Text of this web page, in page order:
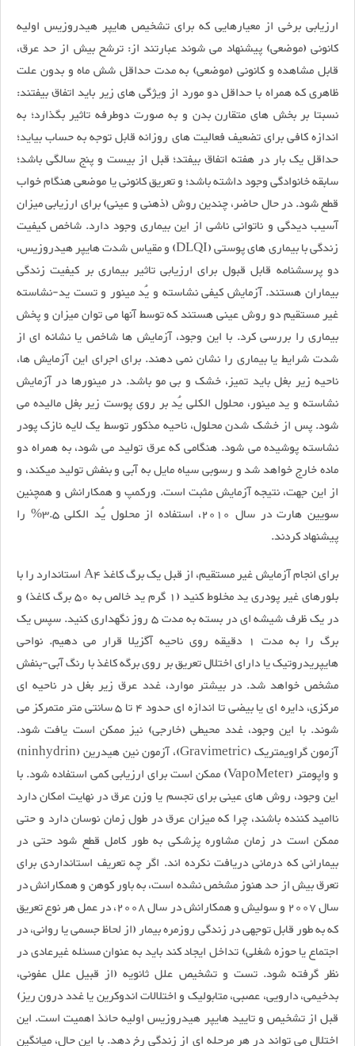
ارزیابی برخی از معیارهایی که برای تشخیص هایپر هیدروزیس اولیه
کانونی (موضعی) پیشنهاد می شوند عبارتند از: ترشح بیش از حد عرق،
قابل مشاهده و کانونی (موضعی) به مدت حداقل شش ماه و بدون علت
ظاهری که همراه با حداقل دو مورد از ویژگی های زیر باید اتفاق بیفتند:
نسبتا بر بخش های متقارن بدن و به صورت دوطرفه تاثیر بگذارد؛ به
اندازه کافی برای تضعیف فعالیت های روزانه قابل توجه به حساب بیاید؛
حداقل یک بار در هفته اتفاق بیفتد؛ قبل از بیست و پنج سالگی باشد؛
سابقه خانوادگی وجود داشته باشد؛ و تعریق کانونی یا موضعی هنگام خواب
قطع شود. در حال حاضر، چندین روش (ذهنی و عینی) برای ارزیابی میزان
آسیب دیدگی و ناتوانی ناشی از این بیماری وجود دارد. شاخص کیفیت
زندگی با بیماری های پوستی (DLQI) و مقیاس شدت هایپر هیدروزیس،
دو پرسشنامه قابل قبول برای ارزیابی تاثیر بیماری بر کیفیت زندگی
بیماران هستند. آزمایش کیفی نشاسته و یُد مینور و تست ید-نشاسته
غیر مستقیم دو روش عینی هستند که توسط آنها می توان میزان و پخش
بیماری را بررسی کرد. با این وجود، آزمایش ها شاخص یا نشانه ای از
شدت شرایط یا بیماری را نشان نمی دهند. برای اجرای این آزمایش ها،
ناحیه زیر بغل باید تمیز، خشک و بی مو باشد. در مینورها در آزمایش
نشاسته و ید مینور، محلول الکلی یُد بر روی پوست زیر بغل مالیده می
شود. پس از خشک شدن محلول، ناحیه مذکور توسط یک لایه نازک پودر
نشاسته پوشیده می شود. هنگامی که عرق تولید می شود، به همراه دو
ماده خارج خواهد شد و رسوبی سیاه مایل به آبی و بنفش تولید میکند، و
از این جهت، نتیجه آزمایش مثبت است. ورکمپ و همکارانش و همچنین
سویین هارت در سال 2010، استفاده از محلول یُد الکلی 3.5% را
پیشنهاد کردند.
برای انجام آزمایش غیر مستقیم، از قبل یک برگ کاغذ A4 استاندارد را با
بلورهای غیر پودری ید مخلوط کنید (1 گرم ید خالص به 50 برگ کاغذ) و
در یک ظرف شیشه ای در بسته به مدت 5 روز نگهداری کنید. سپس یک
برگ را به مدت 1 دقیقه روی ناحیه آگزیلا قرار می دهیم. نواحی
هایپریدروتیک یا دارای اختلال تعریق بر روی برگه کاغذ با رنگ آبی-بنفش
مشخص خواهد شد. در بیشتر موارد، غدد عرق زیر بغل در ناحیه ای
مرکزی، دایره ای یا بیضی تا اندازه ای حدود 4 تا 5 سانتی متر متمرکز می
شوند. با این وجود، غدد محیطی (خارجی) نیز ممکن است یافت شود.
آزمون گراویمتریک (Gravimetric)، آزمون نین هیدرین (ninhydrin)
و واپومتر (VapoMeter) ممکن است برای ارزیابی کمی استفاده شود. با
این وجود، روش های عینی برای تجسم یا وزن عرق در نهایت امکان دارد
ناامید کننده باشند، چرا که میزان عرق در طول زمان نوسان دارد و حتی
ممکن است در زمان مشاوره پزشکی به طور کامل قطع شود حتی در
بیمارانی که درمانی دریافت نکرده اند. اگر چه تعریف استانداردی برای
تعرق بیش از حد هنوز مشخص نشده است، به باور کوهن و همکارانش در
سال 2007 و سولیش و همکارانش در سال 2008، در عمل هر نوع تعریق
که به طور قابل توجهی در زندگی روزمره بیمار (از لحاظ جسمی یا روانی، در
اجتماع یا حوزه شغلی) تداخل ایجاد کند باید به عنوان مسئله غیرعادی در
نظر گرفته شود. تست و تشخیص علل ثانویه (از قبیل علل عفونی،
بدخیمی، دارویی، عصبی، متابولیک و اختلالات اندوکرین یا غدد درون ریز)
قبل از تشخیص و تایید هایپر هیدروزیس اولیه حائذ اهمیت است. این
اختلال می تواند در هر مرحله ای از زندگی رخ دهد. با این حال، میانگین